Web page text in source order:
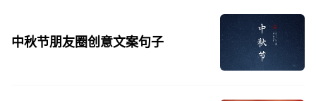
中秋节朋友圈创意文案句子